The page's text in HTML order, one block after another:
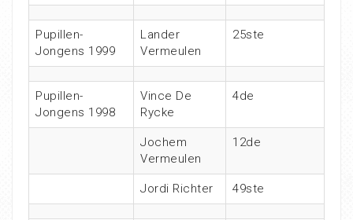
Pupillen-
Jongens 1999
Lander
Vermeulen
25ste
Pupillen-
Jongens 1998
Vince De
Rycke
4de
Jochem
Vermeulen
12de
Jordi Richter 49ste